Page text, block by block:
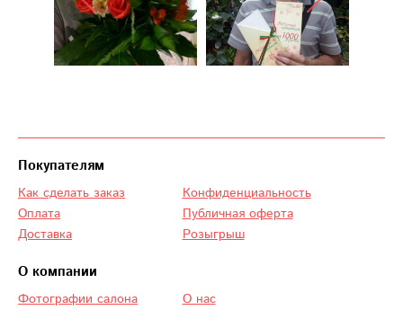
Покупателям
Как сделать заказ
Оплата
Доставка
Конфиденциальность
Публичная оферта
Розыгрыш
О компании
Фотографии салона
О нас